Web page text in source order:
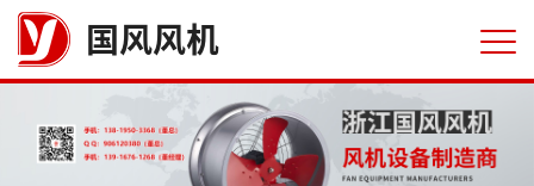
国风风机